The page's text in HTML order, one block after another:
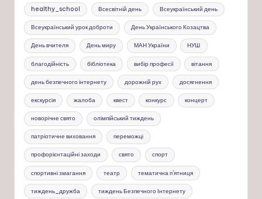
healthy_school Всесвітній день Всеукраїнський день
Всеукраїнський урок доброти День Українського Козацтва
День вчителя День миру МАН України НУШ
благодійність бібліотека вибір професії вітання
день безпечного інтернету дорожній рух досягнення
екскурсія жалоба квест конкурс концерт
новорічне свято олімпійський тиждень
патріотичне виховання переможці
профорієнтаційні заходи свято спорт
спортивні змагання театр тематична п'ятниця
тиждень_дружба тиждень Безпечного Інтернету